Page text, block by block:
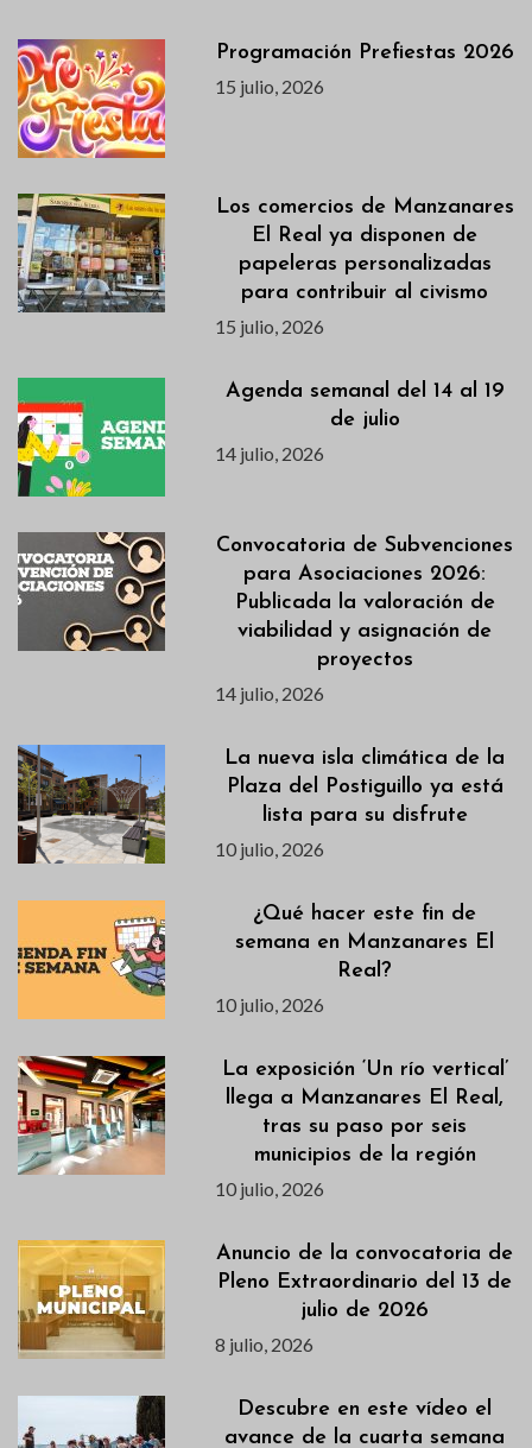
Programación Prefiestas 2026
15 julio, 2026
Los comercios de Manzanares
El Real ya disponen de
papeleras personalizadas
para contribuir al civismo
15 julio, 2026
Agenda semanal del 14 al 19
de julio
14 julio, 2026
Convocatoria de Subvenciones
para Asociaciones 2026:
Publicada la valoración de
viabilidad y asignación de
proyectos
14 julio, 2026
La nueva isla climática de la
Plaza del Postiguillo ya está
lista para su disfrute
10 julio, 2026
¿Qué hacer este fin de
semana en Manzanares El
Real?
10 julio, 2026
La exposición ‘Un río vertical’
llega a Manzanares El Real,
tras su paso por seis
municipios de la región
10 julio, 2026
Anuncio de la convocatoria de
Pleno Extraordinario del 13 de
julio de 2026
8 julio, 2026
Descubre en este vídeo el
avance de la cuarta semana